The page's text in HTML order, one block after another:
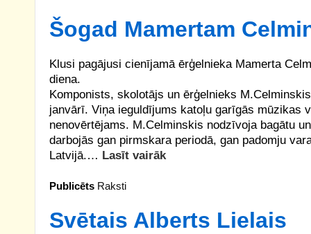
Šogad Mamertam
Klusi pagājusi cienījamā ērģelnieka Mamerta
diena.
Komponists, skolotājs un ērģelnieks
janvārī. Viņa ieguldījums katoļu garīgās mūzikas
nenovērtējams. M.Celminskis nodzīvoja bagātu
darbojās gan pirmskara periodā, gan padomju
Latvijā.… Lasīt vairāk
Publicēts Raksti
Svētais Alberts Lielais